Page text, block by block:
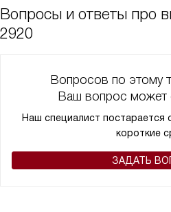
Вопросы и ответы про
2920
Вопросов по этому
Ваш вопрос может
Наш специалист постарается
короткие
ЗАДАТЬ